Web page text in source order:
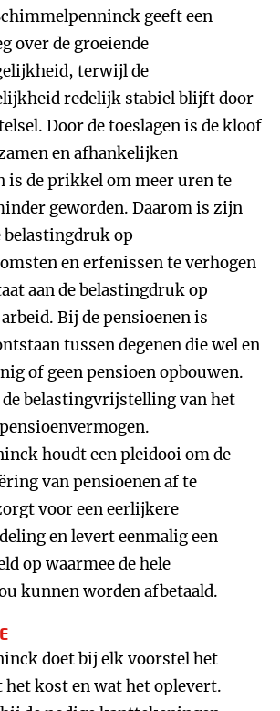
geeft een
over de groeiende
terwijl de
redelijk stabiel blijft door
Door de toeslagen is de kloof
en afhankelijken
is de prikkel om meer uren te
geworden. Daarom is zijn
belastingdruk op
en erfenissen te verhogen
aan de belastingdruk op
Bij de pensioenen is
tussen degenen die wel en
of geen pensioen opbouwen.
belastingvrijstelling van het
houdt een pleidooi om de
van pensioenen af te
voor een eerlijkere
en levert eenmalig een
op waarmee de hele
kunnen worden afbetaald.
doet bij elk voorstel het
het kost en wat het oplevert.